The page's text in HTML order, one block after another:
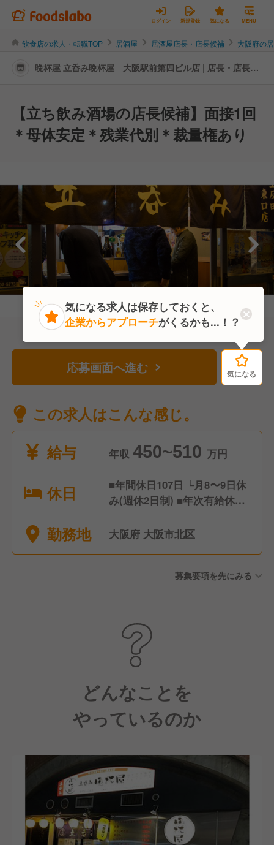
ログイン 新規登録 気になる MENU
飲食店の求人・転職TOP 居酒屋 居酒屋店長・店長候補 大阪府の
晩杯屋 立呑み晩杯屋 大阪駅前第四ビル店 | 店長・店長候
【立ち飲み酒場の店長候補】面接1回
＊母体安定＊残業代別＊裁量権あり
応募画面へ進む 気になる
この求人はこんな感じ。
給与
年収 450~510 万円
休日
■年間休日107日 └月8〜9日休
み(週休2日制) ■年次有給休暇
(入社半年後初年度10日間付
与) ■慶弔休暇
勤務地 大阪府 大阪市北区
募集要項を先にみる
どんなことを
やっているのか
気になる
気になる求人は保存しておくと、
企業からアプローチがくるかも...！？